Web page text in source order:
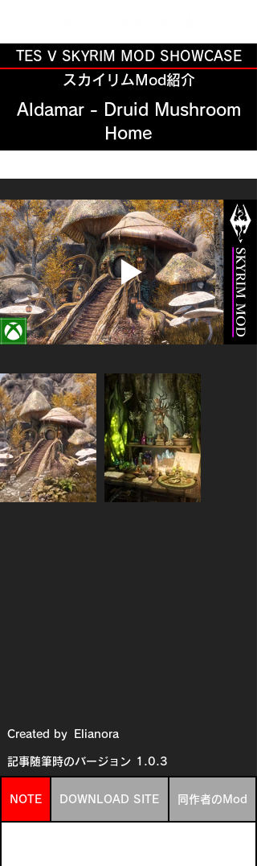
TES V SKYRIM MOD SHOWCASE
スカイリムMod紹介
Aldamar - Druid Mushroom
Home
Created by Elianora
記事随筆時のバージョン 1.0.3
NOTE DOWNLOAD SITE 同作者のMod